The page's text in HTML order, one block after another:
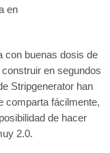
en
con buenas dosis de
en segundos
Stripgenerator han
comparta fácilmente,
de hacer
2.0.